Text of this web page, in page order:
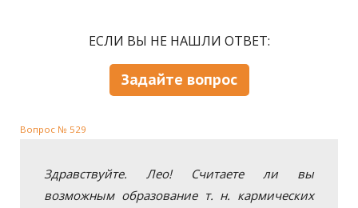
ЕСЛИ ВЫ НЕ НАШЛИ ОТВЕТ:
Задайте вопрос
Вопрос № 529
Здравствуйте. Лео! Считаете ли вы
возможным образование т. н. кармических